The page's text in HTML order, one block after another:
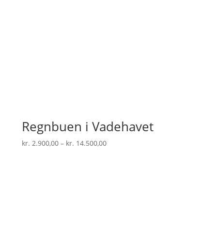
Regnbuen i Vadehavet
kr. 2.900,00 – kr. 14.500,00Prisinterval: